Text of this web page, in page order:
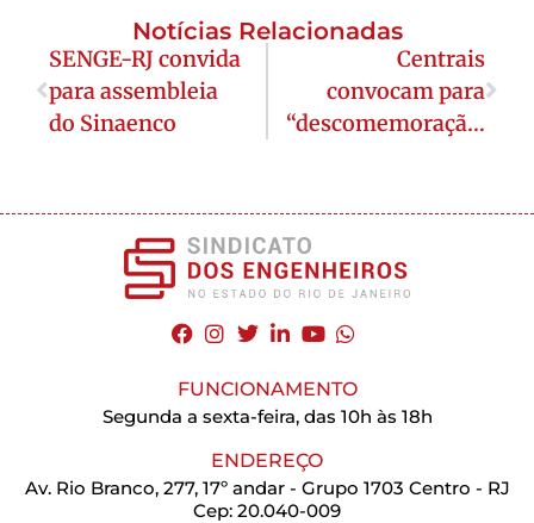
Notícias Relacionadas
SENGE-RJ convida
para assembleia
do Sinaenco
Centrais
convocam para
“descomemoração”
FUNCIONAMENTO
Segunda a sexta-feira, das 10h às 18h
ENDEREÇO
Av. Rio Branco, 277, 17º andar - Grupo 1703 Centro - RJ
Cep: 20.040-009